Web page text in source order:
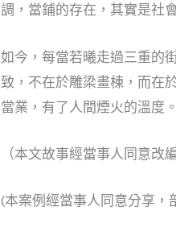
調，當鋪的存在，其實是社
如今，每當若曦走過三重的
致，不在於雕梁畫棟，而在
當業，有了人間煙火的溫度。
（本文故事經當事人同意改
(本案例經當事人同意分享，